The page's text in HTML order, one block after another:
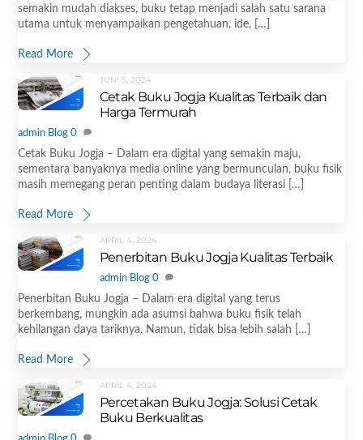
semakin mudah diakses, buku tetap menjadi salah satu sarana
utama untuk menyampaikan pengetahuan, ide, […]
Read More
JUNI 5, 2024
Cetak Buku Jogja Kualitas Terbaik dan
Harga Termurah
admin Blog 0
Cetak Buku Jogja – Dalam era digital yang semakin maju,
sementara banyaknya media online yang bermunculan, buku fisik
masih memegang peran penting dalam budaya literasi […]
Read More
APRIL 4, 2024
Penerbitan Buku Jogja Kualitas Terbaik
admin Blog 0
Penerbitan Buku Jogja – Dalam era digital yang terus
berkembang, mungkin ada asumsi bahwa buku fisik telah
kehilangan daya tariknya. Namun, tidak bisa lebih salah […]
Read More
APRIL 4, 2024
Percetakan Buku Jogja: Solusi Cetak
Buku Berkualitas